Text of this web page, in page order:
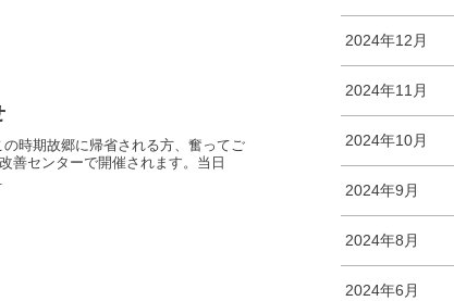
時期故郷に帰省される方、奮ってご
善センターで開催されます。当日
2024年12月
2024年11月
2024年10月
2024年9月
2024年8月
2024年6月